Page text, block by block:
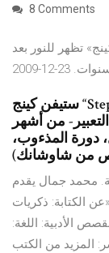
8 Comments
تظهر للنور بعد
23-12-2009
ستيفن كينج “Stephen King”، الكاتب الأميركى والمؤلف
من أشهر
دورة المذءوب،
محمد جمال يقدم
الكتابة: ذكريات
الأدبية: اللغة:
المزيد من الكتب